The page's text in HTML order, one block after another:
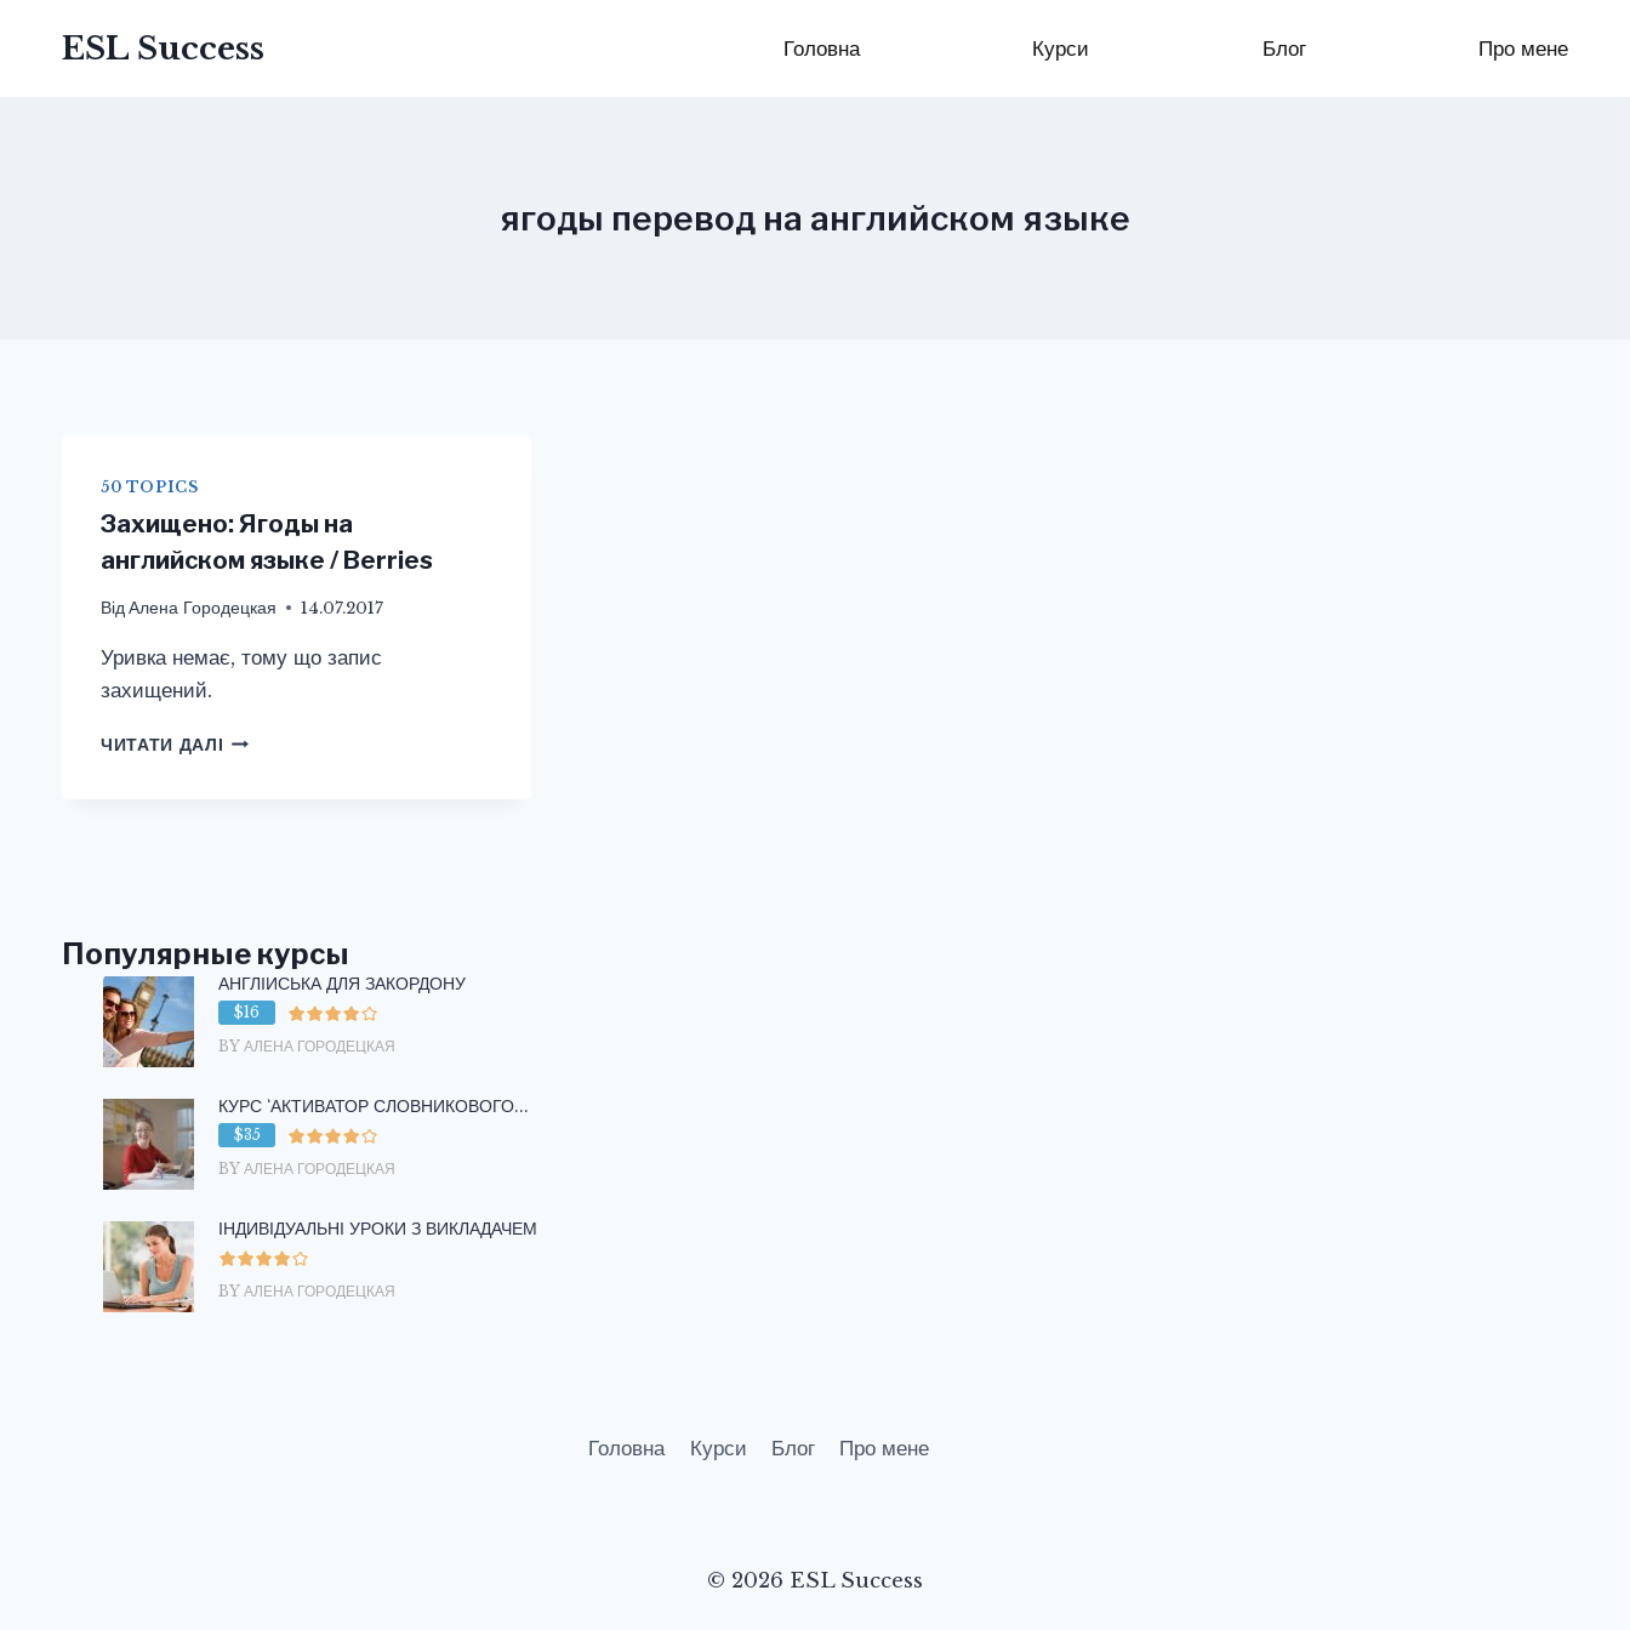
ESL Success Головна Курси Блог Про мене
ягоды перевод на английском языке
50 TOPICS
Захищено: Ягоды на
английском языке / Berries
ВідАлена Городецкая 14.07.2017
Уривка немає, тому що запис
захищений.
ЧИТАТИ ДАЛІ ЗАХИЩЕНО:
Популярные курсы
АНГЛІЙСЬКА ДЛЯ ЗАКОРДОНУ
$16
BY АЛЕНА ГОРОДЕЦКАЯ
КУРС ‘АКТИВАТОР СЛОВНИКОВОГО...
$35
BY АЛЕНА ГОРОДЕЦКАЯ
ІНДИВІДУАЛЬНІ УРОКИ З ВИКЛАДАЧЕМ
BY АЛЕНА ГОРОДЕЦКАЯ
Головна Курси Блог Про мене
© 2026 ESL Success